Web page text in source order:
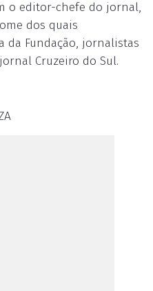
o editor-chefe do jornal,
dos quais
da Fundação, jornalistas
Cruzeiro do Sul.